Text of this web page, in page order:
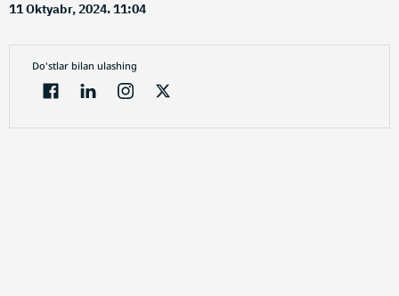
11 Oktyabr, 2024. 11:04
Do'stlar bilan ulashing